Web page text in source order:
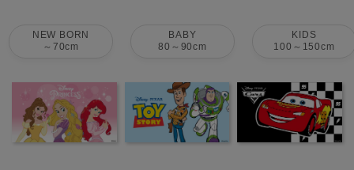
NEW BORN
～70cm
BABY
80～90cm
KIDS
100～150cm